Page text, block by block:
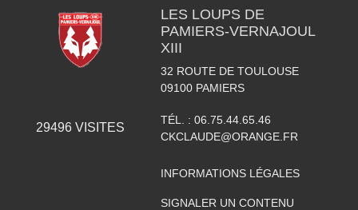
29496VISITES
LES LOUPS DE
PAMIERS-VERNAJOUL
XIII
32 ROUTE DE TOULOUSE
09100 PAMIERS
TÉL. : 06.75.44.65.46
CKCLAUDE@ORANGE.FR
INFORMATIONS LÉGALES
SIGNALER UN CONTENU